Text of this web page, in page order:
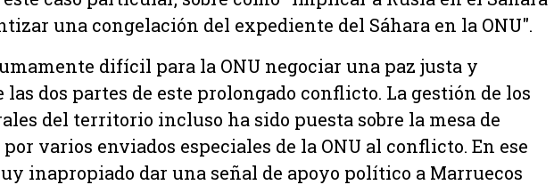
una congelación del expediente del Sáhara en la ONU".
difícil para la ONU negociar una paz justa y
dos partes de este prolongado conflicto. La gestión de los
del territorio incluso ha sido puesta sobre la mesa de
varios enviados especiales de la ONU al conflicto. En ese
inapropiado dar una señal de apoyo político a Marruecos